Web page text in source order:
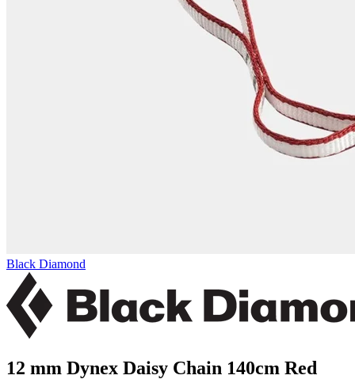
Black Diamond
12 mm Dynex Daisy Chain 140cm Red